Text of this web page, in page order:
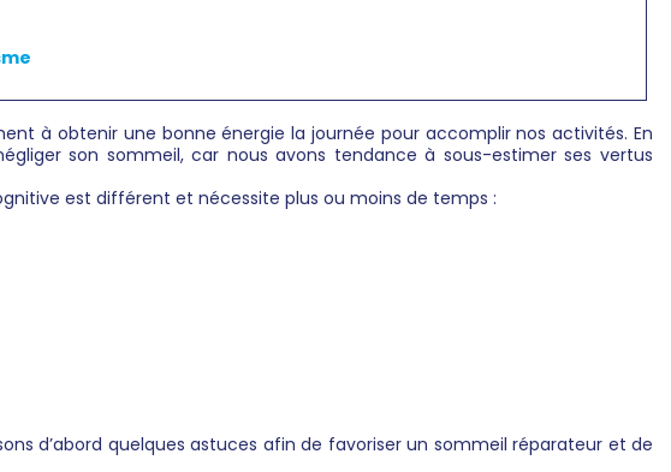
à obtenir une bonne énergie la journée pour accomplir nos activités. En
son sommeil, car nous avons tendance à sous-estimer ses vertus
est différent et nécessite plus ou moins de temps :
d’abord quelques astuces afin de favoriser un sommeil réparateur et de